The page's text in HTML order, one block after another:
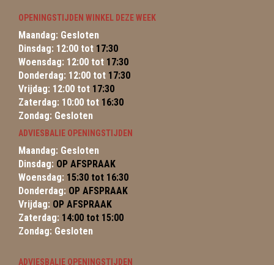
OPENINGSTIJDEN WINKEL DEZE WEEK
Maandag: Gesloten
Dinsdag: 12:00 tot 17:30
Woensdag: 12:00 tot 17:30
Donderdag: 12:00 tot 17:30
Vrijdag: 12:00 tot 17:30
Zaterdag: 10:00 tot 16:30
Zondag: Gesloten
ADVIESBALIE OPENINGSTIJDEN
Maandag: Gesloten
Dinsdag: OP AFSPRAAK
Woensdag: 15:30 tot 16:30
Donderdag: OP AFSPRAAK
Vrijdag: OP AFSPRAAK
Zaterdag: 14:00 tot 15:00
Zondag: Gesloten
ADVIESBALIE OPENINGSTIJDEN